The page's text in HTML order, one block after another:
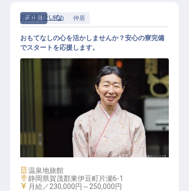
正社員 宿泊 仲居
接客スタッフ
片瀬館ひいな
おもてなしの心を活かしませんか？安心の寮完備
でスタートを応援します。
施設業態
温泉地旅館
勤務地
静岡県賀茂郡東伊豆町片瀬6-1
給与
月給／230,000円～ 250,000円